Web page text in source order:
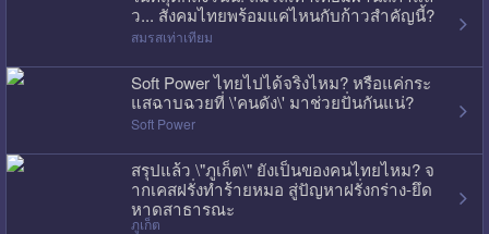
ว... สังคมไทยพร้อมแค่ไหนกับก้าวสำคัญนี้?
สมรสเท่าเทียม
Soft Power ไทยไปได้จริงไหม? หรือแค่กระ
แสฉาบฉวยที่ \'คนดัง\' มาช่วยปั่นกันแน่?
Soft Power
สรุปแล้ว \"ภูเก็ต\" ยังเป็นของคนไทยไหม? จ
ากเคสฝรั่งทำร้ายหมอ สู่ปัญหาฝรั่งกร่าง-ยึด
หาดสาธารณะ
ภูเก็ต